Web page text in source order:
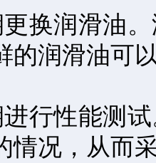
润滑油。
的润滑油可
性能测试
情况，从而